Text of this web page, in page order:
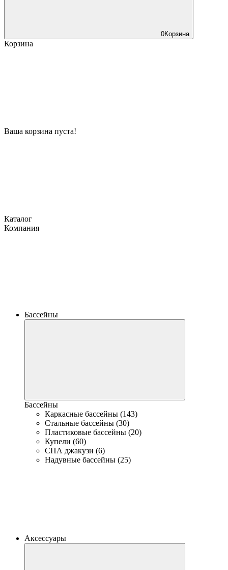
0Корзина
Корзина
Ваша корзина пуста!
Каталог
Компания
Бассейны
Бассейны
Каркасные бассейны (143)
Стальные бассейны (30)
Пластиковые бассейны (20)
Купели (60)
СПА джакузи (6)
Надувные бассейны (25)
Аксессуары